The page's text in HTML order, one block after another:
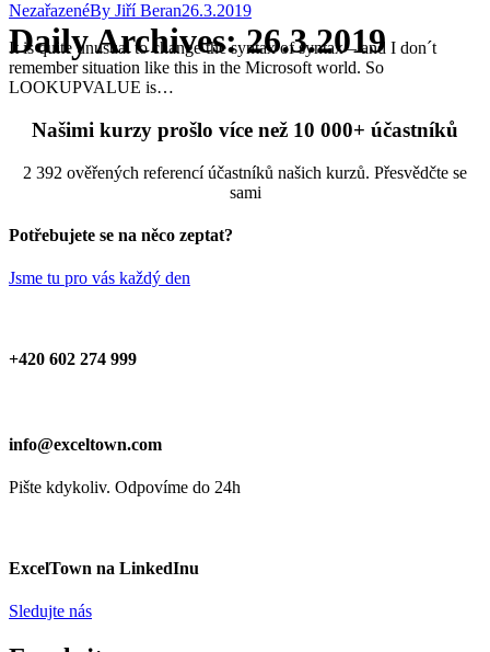
Daily Archives:26.3.2019
NezařazenéBy Jiří Beran26.3.2019
It is quite unusual to change the syntax of syntax – and I don´t
remember situation like this in the Microsoft world. So
LOOKUPVALUE is…
Našimi kurzy prošlo více než 10 000+ účastníků
2 392 ověřených referencí účastníků našich kurzů. Přesvědčte se
sami
Potřebujete se na něco zeptat?
Jsme tu pro vás každý den
+420 602 274 999
info@exceltown.com
Pište kdykoliv. Odpovíme do 24h
ExcelTown na LinkedInu
Sledujte nás